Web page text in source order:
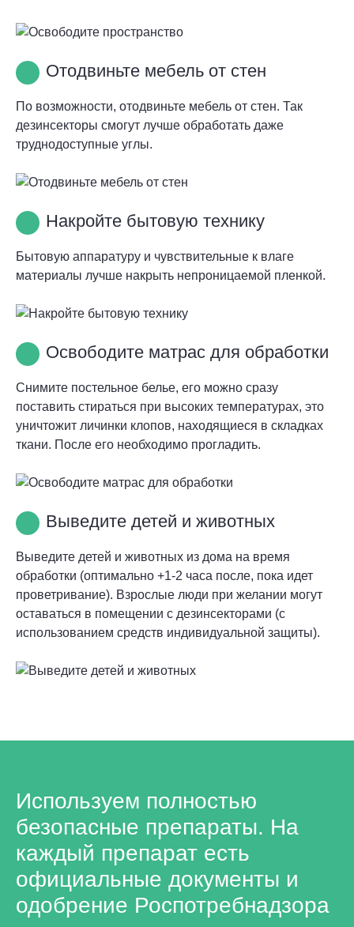
Отодвиньте мебель от стен
По возможности, отодвиньте мебель от стен. Так
дезинсекторы смогут лучше обработать даже
труднодоступные углы.
Накройте бытовую технику
Бытовую аппаратуру и чувствительные к влаге
материалы лучше накрыть непроницаемой пленкой.
Освободите матрас для обработки
Снимите постельное белье, его можно сразу
поставить стираться при высоких температурах, это
уничтожит личинки клопов, находящиеся в складках
ткани. После его необходимо прогладить.
Выведите детей и животных
Выведите детей и животных из дома на время
обработки (оптимально +1-2 часа после, пока идет
проветривание). Взрослые люди при желании могут
оставаться в помещении с дезинсекторами (с
использованием средств индивидуальной защиты).
Используем полностью
безопасные препараты. На
каждый препарат есть
официальные документы и
одобрение Роспотребнадзора